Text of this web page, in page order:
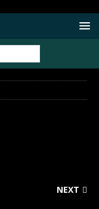
NEXT